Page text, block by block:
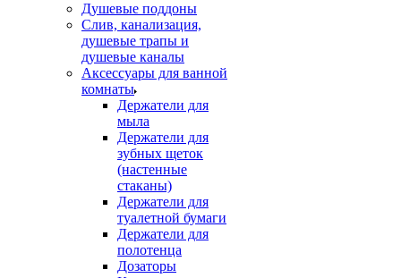
Душевые поддоны
Слив, канализация,
душевые трапы и
душевые каналы
Аксессуары для ванной
комнаты
Держатели для
мыла
Держатели для
зубных щеток
(настенные
стаканы)
Держатели для
туалетной бумаги
Держатели для
полотенца
Дозаторы